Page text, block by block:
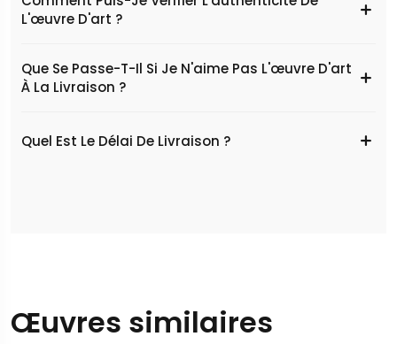
L'œuvre D'art ?
Que Se Passe-T-Il Si Je N'aime Pas L'œuvre D'art
À La Livraison ?
Quel Est Le Délai De Livraison ?
Œuvres similaires